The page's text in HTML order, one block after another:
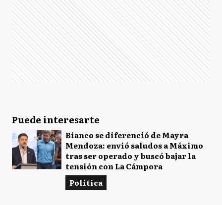
Puede interesarte
Bianco se diferenció de Mayra
Mendoza: envió saludos a Máximo
tras ser operado y buscó bajar la
tensión con La Cámpora
Política